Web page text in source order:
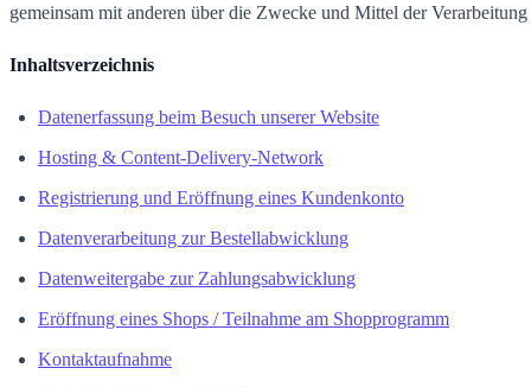
gemeinsam mit anderen über die Zwecke und Mittel der
Inhaltsverzeichnis
Datenerfassung beim Besuch unserer Website
Hosting & Content-Delivery-Network
Registrierung und Eröffnung eines Kundenkonto
Datenverarbeitung zur Bestellabwicklung
Datenweitergabe zur Zahlungsabwicklung
Eröffnung eines Shops / Teilnahme am Shopprogramm
Kontaktaufnahme